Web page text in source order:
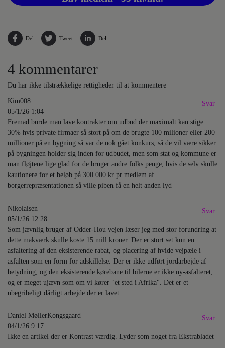
Del Tweet Del
4 kommentarer
Du har ikke tilstrækkelige rettigheder til at kommentere
Kim008
05/1/26 1:04
Fremad burde man lave kontrakter om udbud der maximalt kan stige
30% hvis private firmaer så stort på om de brugte 100 milioner eller 200
millioner på en bygning så var de nok gået konkurs, så de vil være sikker
på bygningen holder sig inden for udbudet, men som stat og kommune er
man fløjtene lige glad for de bruger andre folks penge, hvis de selv skulle
kautionere for et beløb på 300.000 kr pr medlem af
borgerrepræsentationen så ville piben få en helt anden lyd
Svar
Nikolaisen
05/1/26 12:28
Som jævnlig bruger af Odder-Hou vejen læser jeg med stor forundring at
dette makværk skulle koste 15 mill kroner. Der er stort set kun en
asfaltering af den eksisterende rabat, og placering af hvide vejpæle i
asfalten som en form for adskillelse. Der er ikke udført jordarbejde af
betydning, og den eksisterende kørebane til bilerne er ikke ny-asfalteret,
og er meget ujævn som om vi kører "et sted i Afrika". Det er et
ubegribeligt dårligt arbejde der er lavet.
Svar
Daniel MøllerKongsgaard
04/1/26 9:17
Ikke en artikel der er Kontrast værdig. Lyder som noget fra Ekstrabladet
Svar